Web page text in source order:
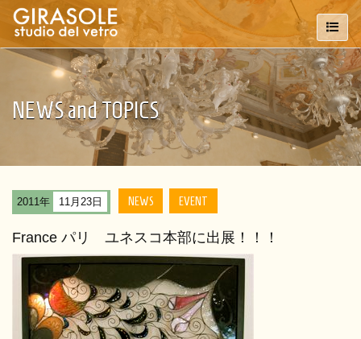
NEWS and TOPICS
2011年 11月23日 NEWS EVENT
France パリ ユネスコ本部に出展！！！